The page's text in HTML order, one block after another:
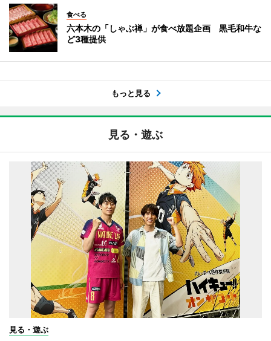
食べる
六本木の「しゃぶ禅」が食べ放題企画 黒毛和牛な
ど3種提供
もっと見る
見る・遊ぶ
見る・遊ぶ